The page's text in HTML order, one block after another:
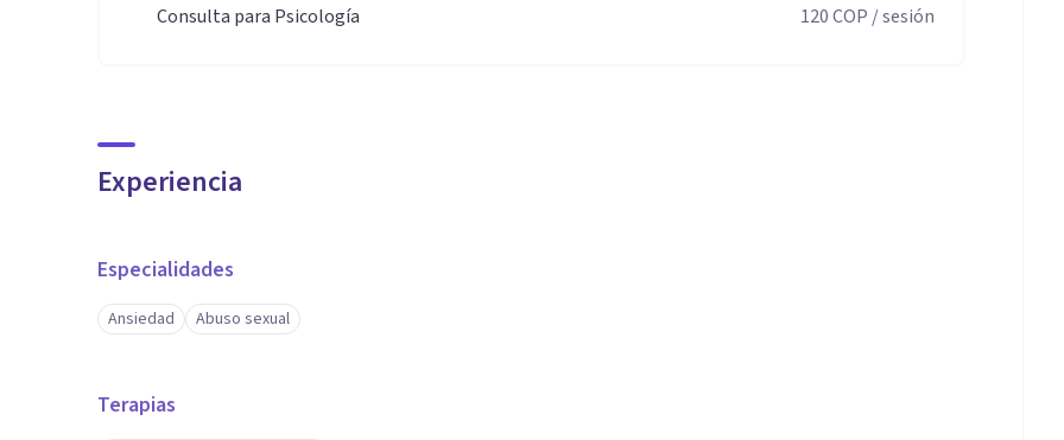
Consulta para Psicología
120COP / sesión
Experiencia
Especialidades
Ansiedad Abuso sexual
Terapias